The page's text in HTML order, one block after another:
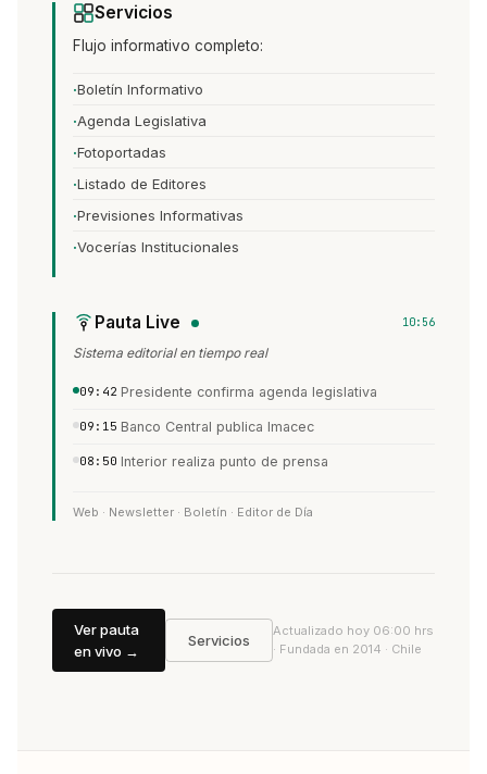
Servicios
Flujo informativo completo:
Boletín Informativo
Agenda Legislativa
Fotoportadas
Listado de Editores
Previsiones Informativas
Vocerías Institucionales
Pauta Live 10:56
Sistema editorial en tiempo real
09:42 Presidente confirma agenda legislativa
09:15 Banco Central publica Imacec
08:50 Interior realiza punto de prensa
Web · Newsletter · Boletín · Editor de Día
Ver pauta
en vivo →
Servicios
Actualizado hoy 06:00 hrs
· Fundada en 2014 · Chile